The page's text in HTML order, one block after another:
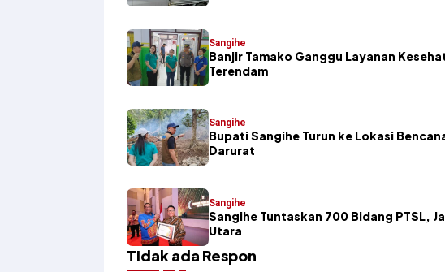
Sangihe
Banjir Tamako Ganggu Layanan
Terendam
Sangihe
Bupati Sangihe Turun ke Lokasi
Darurat
Sangihe
Sangihe Tuntaskan 700 Bidang PTSL,
Utara
Tidak ada Respon